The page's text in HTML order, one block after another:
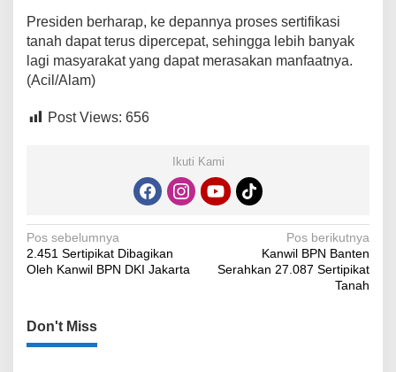
Presiden berharap, ke depannya proses sertifikasi
tanah dapat terus dipercepat, sehingga lebih banyak
lagi masyarakat yang dapat merasakan manfaatnya.
(Acil/Alam)
Post Views: 656
Ikuti Kami
Navigasi
pos
Pos sebelumnya
2.451 Sertipikat Dibagikan
Oleh Kanwil BPN DKI Jakarta
Pos berikutnya
Kanwil BPN Banten
Serahkan 27.087 Sertipikat
Tanah
Don't Miss